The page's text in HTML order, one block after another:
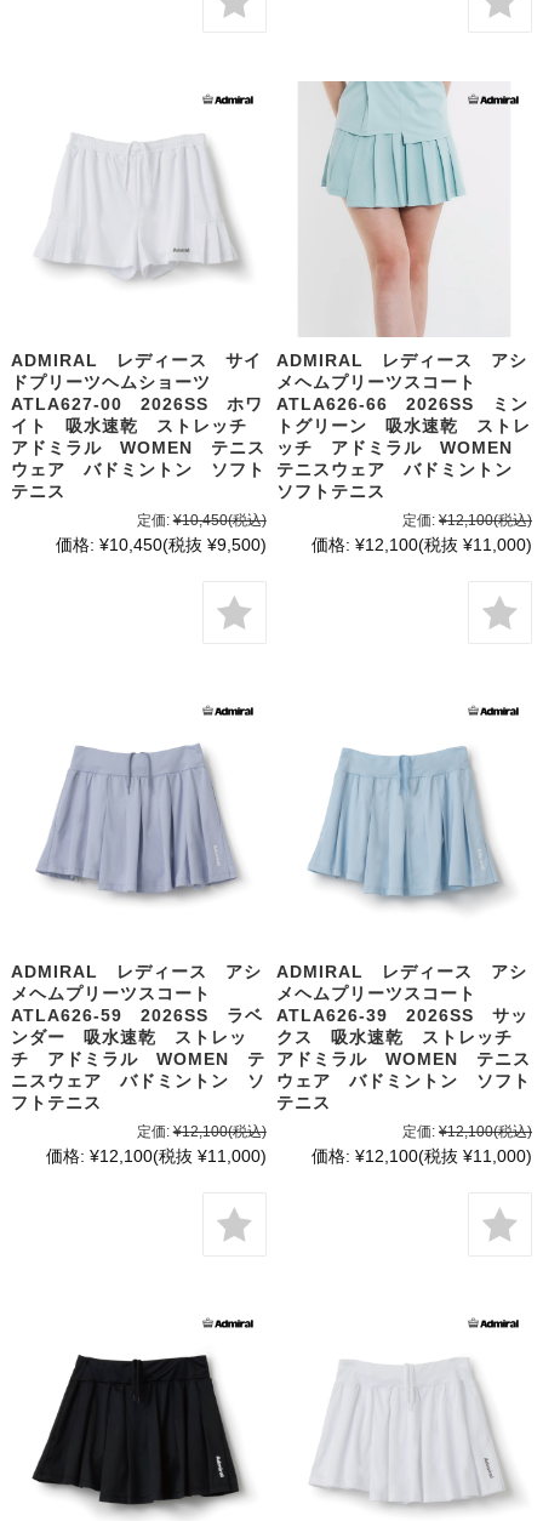
ADMIRAL レディース サイ
ドプリーツヘムショーツ
ATLA627-00 2026SS ホワ
イト 吸水速乾 ストレッチ
アドミラル WOMEN テニス
ウェア バドミントン ソフト
テニス
定価: ¥10,450(税込)
価格: ¥10,450(税抜 ¥9,500)
ADMIRAL レディース アシ
メヘムプリーツスコート
ATLA626-66 2026SS ミン
トグリーン 吸水速乾 ストレ
ッチ アドミラル WOMEN
テニスウェア バドミントン
ソフトテニス
定価: ¥12,100(税込)
価格: ¥12,100(税抜 ¥11,000)
ADMIRAL レディース アシ
メヘムプリーツスコート
ATLA626-59 2026SS ラベ
ンダー 吸水速乾 ストレッ
チ アドミラル WOMEN テ
ニスウェア バドミントン ソ
フトテニス
定価: ¥12,100(税込)
価格: ¥12,100(税抜 ¥11,000)
ADMIRAL レディース アシ
メヘムプリーツスコート
ATLA626-39 2026SS サッ
クス 吸水速乾 ストレッチ
アドミラル WOMEN テニス
ウェア バドミントン ソフト
テニス
定価: ¥12,100(税込)
価格: ¥12,100(税抜 ¥11,000)